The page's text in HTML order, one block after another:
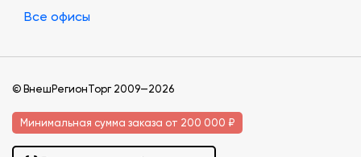
Все офисы
© ВнешРегионТорг 2009—2026
Минимальная сумма заказа от 200 000 ₽